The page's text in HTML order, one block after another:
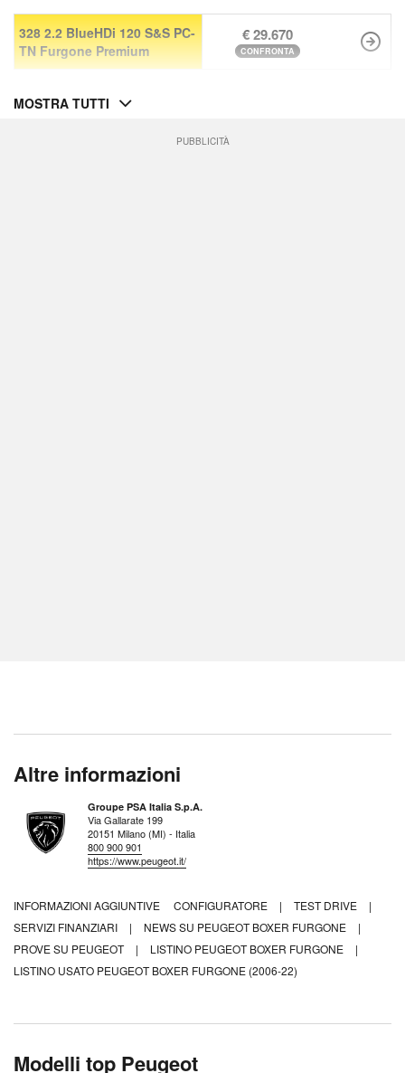
328 2.2 BlueHDi 120 S&S PC-
TN Furgone Premium
€ 29.670
CONFRONTA
MOSTRA TUTTI
PUBBLICITÀ
Altre informazioni
Groupe PSA Italia S.p.A.
Via Gallarate 199
20151 Milano (MI) - Italia
800 900 901
https://www.peugeot.it/
INFORMAZIONI AGGIUNTIVE CONFIGURATORE | TEST DRIVE
|
SERVIZI FINANZIARI
| NEWS SU PEUGEOT BOXER FURGONE
|
PROVE SU PEUGEOT
| LISTINO PEUGEOT BOXER FURGONE
|
LISTINO USATO PEUGEOT BOXER FURGONE (2006-22)
Modelli top Peugeot